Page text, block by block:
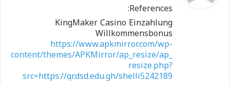
ل
References:
KingMaker Casino Einzahlung
Willkommensbonus
https://www.apkmirror.com/wp-
content/themes/APKMirror/ap_resize/ap_
resize.php?
src=https://qr.dsd.edu.gh/shelli5242189